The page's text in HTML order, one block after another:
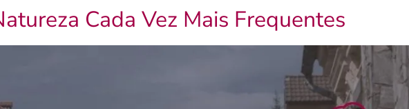
Cada Vez Mais Frequentes